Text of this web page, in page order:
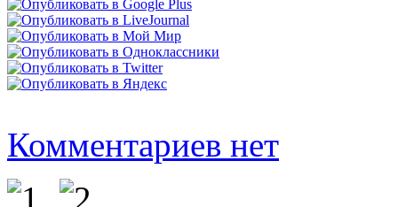
Комментариев нет